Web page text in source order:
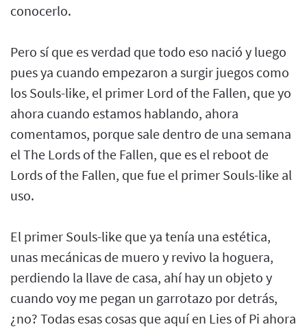
conocerlo.
Pero sí que es verdad que todo eso nació y luego
pues ya cuando empezaron a surgir juegos como
los Souls-like, el primer Lord of the Fallen, que yo
ahora cuando estamos hablando, ahora
comentamos, porque sale dentro de una semana
el The Lords of the Fallen, que es el reboot de
Lords of the Fallen, que fue el primer Souls-like al
uso.
El primer Souls-like que ya tenía una estética,
unas mecánicas de muero y revivo la hoguera,
perdiendo la llave de casa, ahí hay un objeto y
cuando voy me pegan un garrotazo por detrás,
¿no? Todas esas cosas que aquí en Lies of Pi ahora